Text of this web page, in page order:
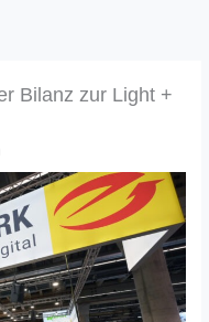
Bilanz zur Light +